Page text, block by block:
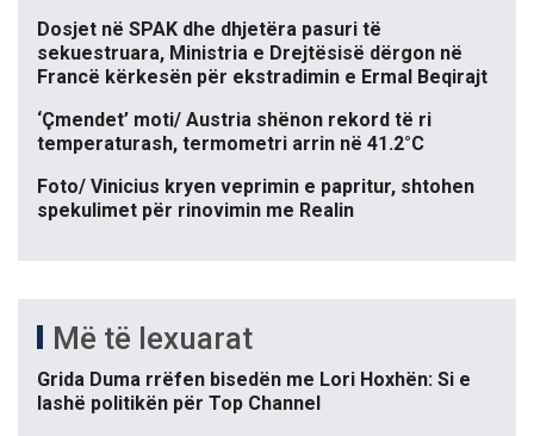
Dosjet në SPAK dhe dhjetëra pasuri të
sekuestruara, Ministria e Drejtësisë dërgon në
Francë kërkesën për ekstradimin e Ermal Beqirajt
‘Çmendet’ moti/ Austria shënon rekord të ri
temperaturash, termometri arrin në 41.2°C
Foto/ Vinicius kryen veprimin e papritur, shtohen
spekulimet për rinovimin me Realin
Më të lexuarat
Grida Duma rrëfen bisedën me Lori Hoxhën: Si e
lashë politikën për Top Channel